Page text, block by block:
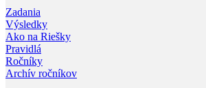
Zadania
Výsledky
Ako na Riešky
Pravidlá
Ročníky
Archív ročníkov